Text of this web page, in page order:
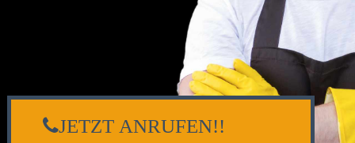
JETZT ANRUFEN!!